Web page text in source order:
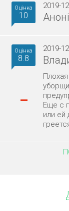
Оцінка
10
2019-
Оцінка
8.8
2019-
–
Еще с
или ей